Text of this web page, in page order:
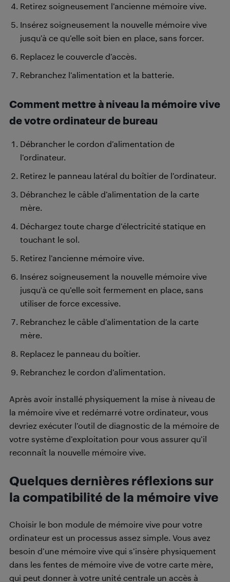
Retirez soigneusement l’ancienne mémoire vive.
Insérez soigneusement la nouvelle mémoire vive
jusqu’à ce qu’elle soit bien en place, sans forcer.
Replacez le couvercle d’accès.
Rebranchez l’alimentation et la batterie.
Comment mettre à niveau la mémoire vive
de votre ordinateur de bureau
Débrancher le cordon d’alimentation de
l’ordinateur.
Retirez le panneau latéral du boîtier de l’ordinateur.
Débranchez le câble d’alimentation de la carte
mère.
Déchargez toute charge d’électricité statique en
touchant le sol.
Retirez l’ancienne mémoire vive.
Insérez soigneusement la nouvelle mémoire vive
jusqu’à ce qu’elle soit fermement en place, sans
utiliser de force excessive.
Rebranchez le câble d’alimentation de la carte
mère.
Replacez le panneau du boîtier.
Rebranchez le cordon d’alimentation.
Après avoir installé physiquement la mise à niveau de
la mémoire vive et redémarré votre ordinateur, vous
devriez exécuter l’outil de diagnostic de la mémoire de
votre système d’exploitation pour vous assurer qu’il
reconnaît la nouvelle mémoire vive.
Quelques dernières réflexions sur
la compatibilité de la mémoire vive
Choisir le bon module de mémoire vive pour votre
ordinateur est un processus assez simple. Vous avez
besoin d’une mémoire vive qui s’insère physiquement
dans les fentes de mémoire vive de votre carte mère,
qui peut donner à votre unité centrale un accès à